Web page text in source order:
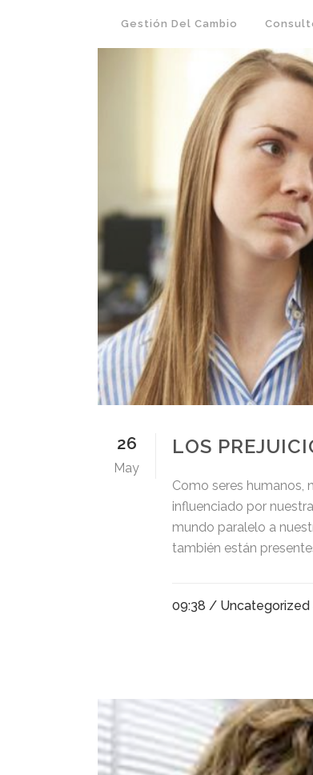
Gestión Del Cambio
26
May
LOS
Como seres humanos,
influenciado por
mundo paralelo a
también están
09:38 / Uncategorized